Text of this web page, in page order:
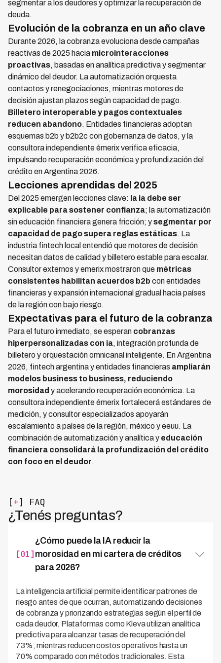
segmentar a los deudores y optimizar la recuperación de
deuda.
Evolución de la cobranza en un año clave
Durante 2026, la cobranza evoluciona desde campañas
reactivas de 2025 hacia microinteracciones
proactivas, basadas en analítica predictiva y segmentar
dinámico del deudor. La automatización orquesta
contactos y renegociaciones, mientras motores de
decisión ajustan plazos según capacidad de pago.
Billetero interoperable y pagos contextuales
reducen abandono. Entidades financieras adoptan
esquemas b2b y b2b2c con gobernanza de datos, y la
consultora independiente émerix verifica eficacia,
impulsando recuperación económica y profundización del
crédito en Argentina 2026.
Lecciones aprendidas del 2025
Del 2025 emergen lecciones clave: la ia debe ser
explicable para sostener confianza; la automatización
sin educación financiera genera fricción; ysegmentar por
capacidad de pago supera reglas estáticas. La
industria fintech local entendió que motores de decisión
necesitan datos de calidad y billetero estable para escalar.
Consultor externos y emerix mostraron que métricas
consistentes habilitan acuerdos b2b con entidades
financieras y expansión internacional gradual hacia países
de la región con bajo riesgo.
Expectativas para el futuro de la cobranza
Para el futuro inmediato, se esperan cobranzas
hiperpersonalizadas con ia, integración profunda de
billetero y orquestación omnicanal inteligente. En Argentina
2026, fintech argentina y entidades financieras ampliarán
modelos business to business, reduciendo
morosidad y acelerando recuperación económica. La
consultora independiente émerix fortalecerá estándares de
medición, y consultor especializados apoyarán
escalamiento a países de la región, méxico y eeuu. La
combinación de automatización y analítica y educación
financiera consolidará la profundización del crédito
con foco en el deudor.
[+] FAQ
¿Tenés preguntas?
[01]
¿Cómo puede la IA reducir la
morosidad en mi cartera de créditos
para 2026?
La inteligencia artificial permite identificar patrones de
riesgo antes de que ocurran, automatizando decisiones
de cobranza y priorizando estrategias según el perfil de
cada deudor. Plataformas como Kleva utilizan analítica
predictiva para alcanzar tasas de recuperación del
73%, mientras reducen costos operativos hasta un
70% comparado con métodos tradicionales. Esta